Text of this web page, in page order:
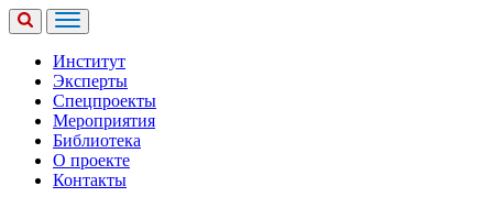
Институт
Эксперты
Спецпроекты
Мероприятия
Библиотека
О проекте
Контакты